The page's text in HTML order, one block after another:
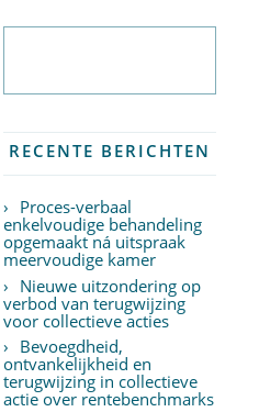
RECENTE BERICHTEN
Proces-verbaal
enkelvoudige behandeling
opgemaakt ná uitspraak
meervoudige kamer
Nieuwe uitzondering op
verbod van terugwijzing
voor collectieve acties
Bevoegdheid,
ontvankelijkheid en
terugwijzing in collectieve
actie over rentebenchmarks